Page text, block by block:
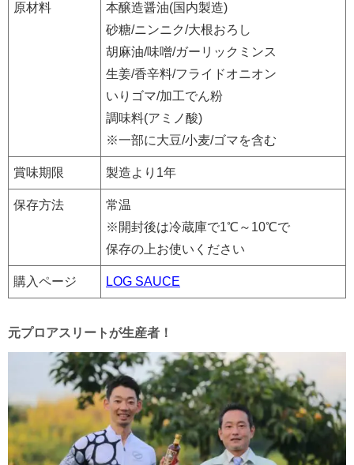
原材料
本醸造醤油(国内製造)
砂糖/ニンニク/大根おろし
胡麻油/味噌/ガーリックミンス
生姜/香辛料/フライドオニオン
いりゴマ/加工でん粉
調味料(アミノ酸)
※一部に大豆/小麦/ゴマを含む
賞味期限 製造より1年
保存方法
常温
※開封後は冷蔵庫で1℃～10℃で
保存の上お使いください
購入ページ LOG SAUCE
元プロアスリートが生産者！